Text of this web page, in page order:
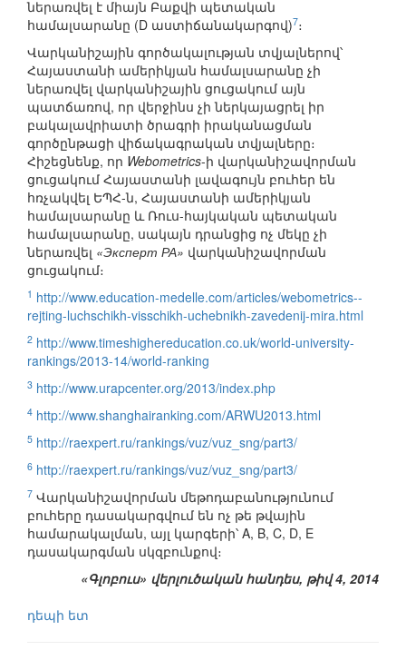
ներառվել է միայն Բաքվի պետական
համալսարանը (D աստիճանակարգով)7։
Վարկանիշային գործակալության տվյալներով՝
Հայաստանի ամերիկյան համալսարանը չի
ներառվել վարկանիշային ցուցակում այն
պատճառով, որ վերջինս չի ներկայացրել իր
բակալավրիատի ծրագրի իրականացման
գործընթացի վիճակագրական տվյալները։
Հիշեցնենք, որ Webometrics-ի վարկանիշավորման
ցուցակում Հայաստանի լավագույն բուհեր են
հռչակվել ԵՊՀ-ն, Հայաստանի ամերիկյան
համալսարանը և Ռուս-հայկական պետական
համալսարանը, սակայն դրանցից ոչ մեկը չի
ներառվել «Эксперт РА» վարկանիշավորման
ցուցակում։
1 http://www.education-medelle.com/articles/webometrics--
rejting-luchschikh-visschikh-uchebnikh-zavedenij-mira.html
2 http://www.timeshighereducation.co.uk/world-university-
rankings/2013-14/world-ranking
3 http://www.urapcenter.org/2013/index.php
4 http://www.shanghairanking.com/ARWU2013.html
5 http://raexpert.ru/rankings/vuz/vuz_sng/part3/
6 http://raexpert.ru/rankings/vuz/vuz_sng/part3/
7 Վարկանիշավորման մեթոդաբանությունում
բուհերը դասակարգվում են ոչ թե թվային
համարակալման, այլ կարգերի՝ A, B, C, D, E
դասակարգման սկզբունքով։
«Գլոբուս» վերլուծական հանդես, թիվ 4, 2014
դեպի ետ